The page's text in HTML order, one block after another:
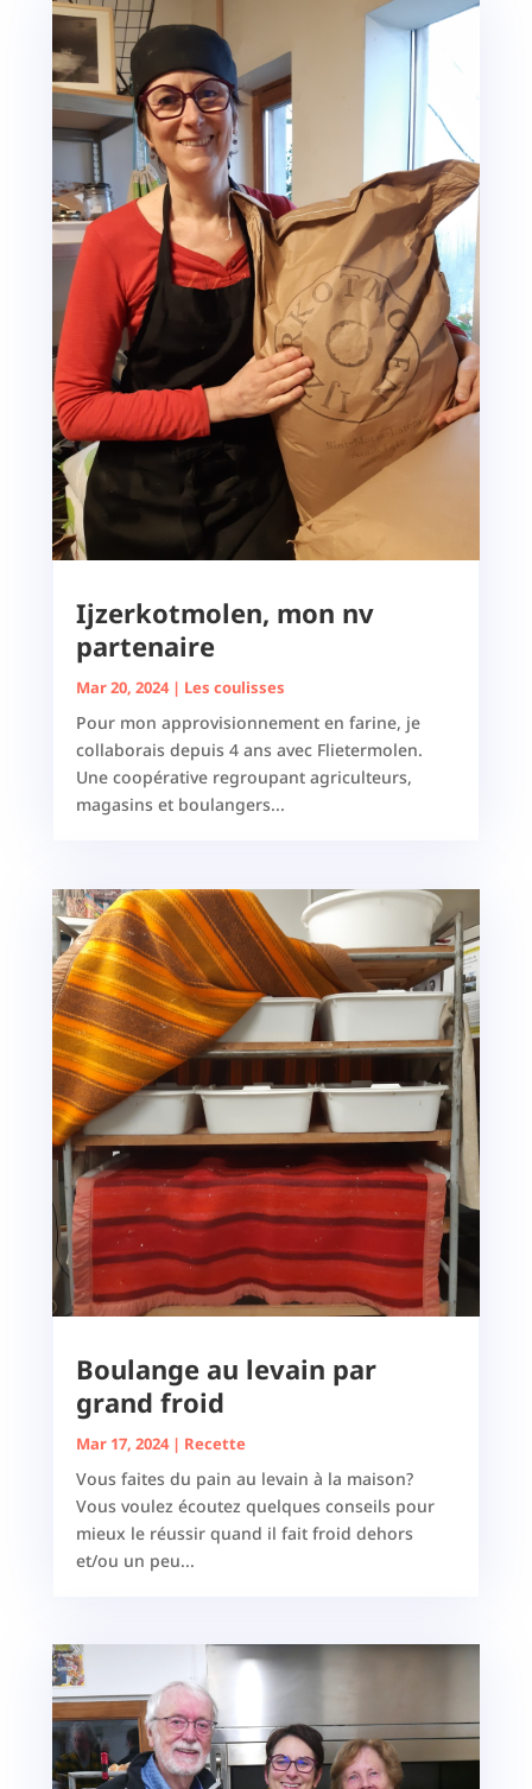
Ijzerkotmolen, mon nv
partenaire
Mar 20, 2024| Les coulisses
Pour mon approvisionnement en farine, je
collaborais depuis 4 ans avec Flietermolen.
Une coopérative regroupant agriculteurs,
magasins et boulangers...
Boulange au levain par
grand froid
Mar 17, 2024| Recette
Vous faites du pain au levain à la maison?
Vous voulez écoutez quelques conseils pour
mieux le réussir quand il fait froid dehors
et/ou un peu...